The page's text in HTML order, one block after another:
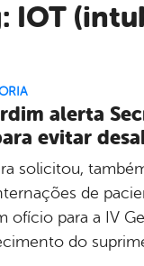
IOT
alerta
evitar
solicitou,
de
ofício para a IV
do